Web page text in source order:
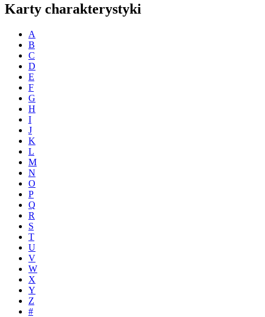
Karty charakterystyki
A
B
C
D
E
F
G
H
I
J
K
L
M
N
O
P
Q
R
S
T
U
V
W
X
Y
Z
#